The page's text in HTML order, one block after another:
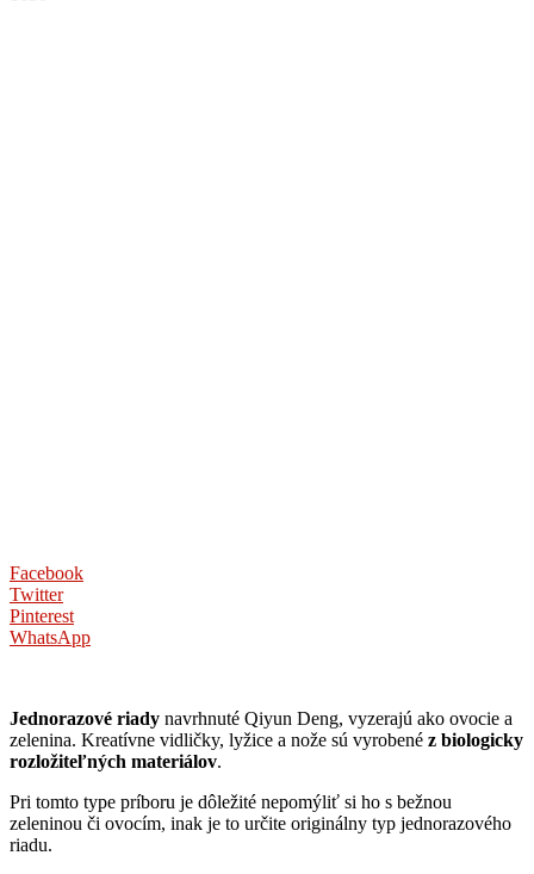
Facebook
Twitter
Pinterest
WhatsApp
Jednorazové riady navrhnuté Qiyun Deng, vyzerajú ako ovocie a
zelenina. Kreatívne vidličky, lyžice a nože sú vyrobené z biologicky
rozložiteľných materiálov.
Pri tomto type príboru je dôležité nepomýliť si ho s bežnou
zeleninou či ovocím, inak je to určite originálny typ jednorazového
riadu.